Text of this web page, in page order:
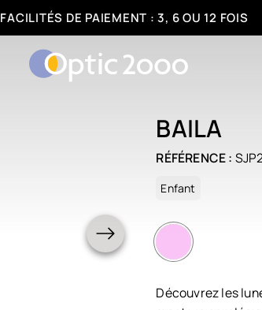
FACILITÉS DE PAIEMENT : 3, 6 OU 12 FOIS
BAILA
RÉFÉRENCE :
Enfant
Découvrez les